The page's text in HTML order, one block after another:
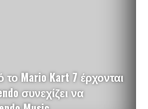
Mario Kart 7 έρχονται
συνεχίζει να